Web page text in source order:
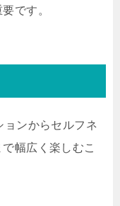
です。
ョンからセルフネ
幅広く楽しむこ